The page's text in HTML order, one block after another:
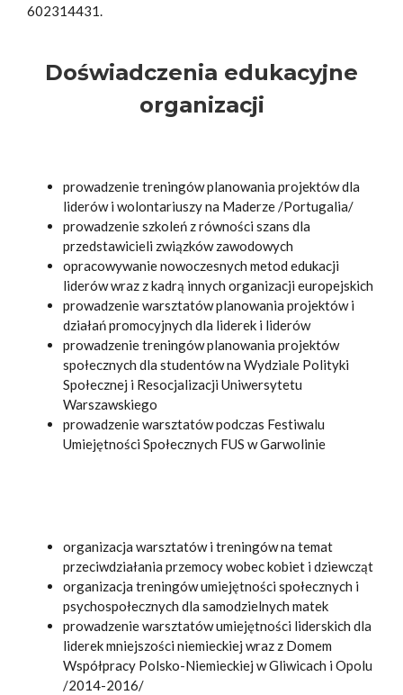
602314431.
Doświadczenia edukacyjne
organizacji
prowadzenie treningów planowania projektów dla
liderów i wolontariuszy na Maderze /Portugalia/
prowadzenie szkoleń z równości szans dla
przedstawicieli związków zawodowych
opracowywanie nowoczesnych metod edukacji
liderów wraz z kadrą innych organizacji europejskich
prowadzenie warsztatów planowania projektów i
działań promocyjnych dla liderek i liderów
prowadzenie treningów planowania projektów
społecznych dla studentów na Wydziale Polityki
Społecznej i Resocjalizacji Uniwersytetu
Warszawskiego
prowadzenie warsztatów podczas Festiwalu
Umiejętności Społecznych FUS w Garwolinie
organizacja warsztatów i treningów na temat
przeciwdziałania przemocy wobec kobiet i dziewcząt
organizacja treningów umiejętności społecznych i
psychospołecznych dla samodzielnych matek
prowadzenie warsztatów umiejętności liderskich dla
liderek mniejszości niemieckiej wraz z Domem
Współpracy Polsko-Niemieckiej w Gliwicach i Opolu
/2014-2016/